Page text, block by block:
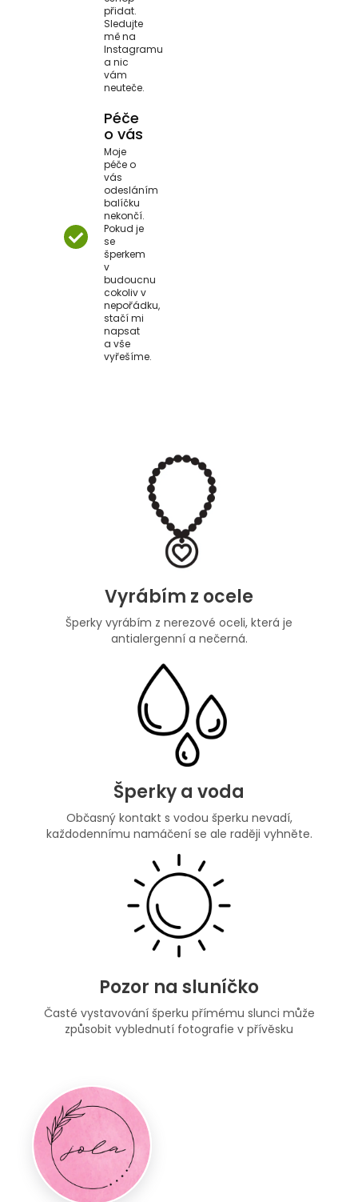
přidat.
Sledujte
mě na
Instagramu
a nic
vám
neuteče.
Péče
o vás
Moje
péče o
vás
odesláním
balíčku
nekončí.
Pokud je
se
šperkem
v
budoucnu
cokoliv v
nepořádku,
stačí mi
napsat
a vše
vyřešíme.
Vyrábím z ocele
Šperky vyrábím z nerezové oceli, která je
antialergenní a nečerná.
Šperky a voda
Občasný kontakt s vodou šperku nevadí,
každodennímu namáčení se ale raději vyhněte.
Pozor na sluníčko
Časté vystavování šperku přímému slunci může
způsobit vyblednutí fotografie v přívěsku